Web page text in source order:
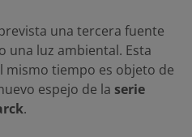
una tercera fuente
luz ambiental. Esta
mismo tiempo es objeto de
espejo de la serie
.